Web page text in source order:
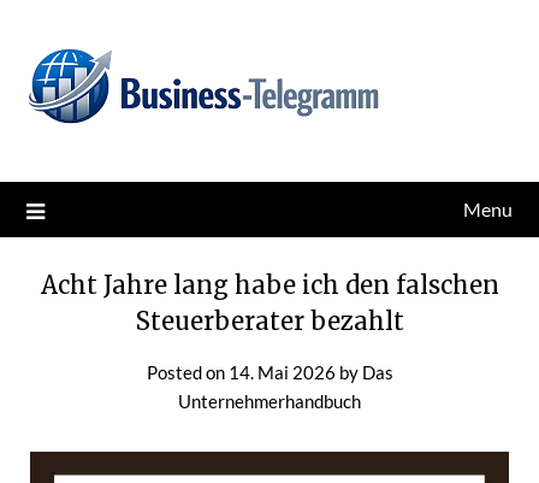
content
Business-Telegramm
Menu
Acht Jahre lang habe ich den falschen
Steuerberater bezahlt
Posted on 14. Mai 2026 by Das
Unternehmerhandbuch